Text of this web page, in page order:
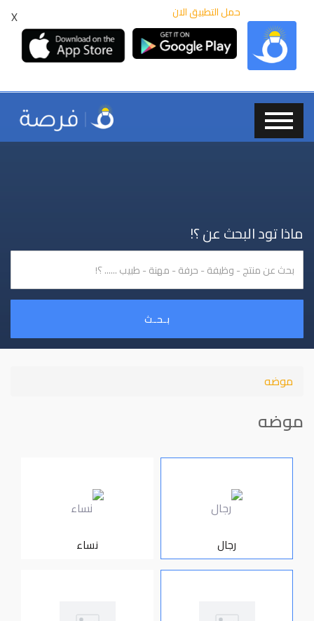
X حمل التطبيق الان
ماذا تود البحث عن ؟!
بـحـث
موضه
موضه
رجال نساء